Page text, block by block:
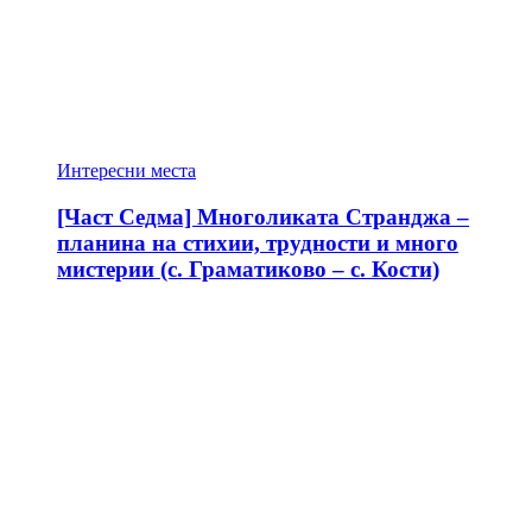
Интересни места
[Част Седма] Многоликата Странджа –
планина на стихии, трудности и много
мистерии (с. Граматиково – с. Кости)